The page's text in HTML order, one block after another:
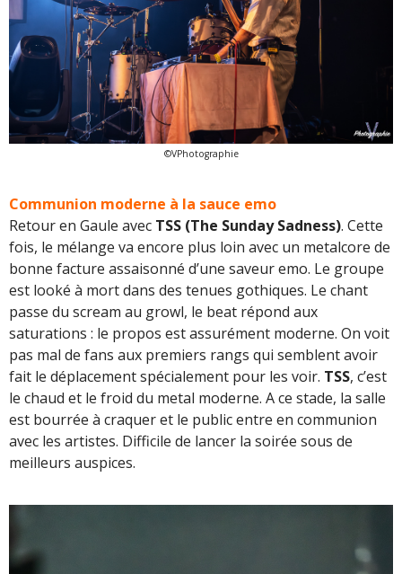
©VPhotographie
Communion moderne à la sauce emo
Retour en Gaule avec TSS (The Sunday Sadness). Cette
fois, le mélange va encore plus loin avec un metalcore de
bonne facture assaisonné d’une saveur emo. Le groupe
est looké à mort dans des tenues gothiques. Le chant
passe du scream au growl, le beat répond aux
saturations : le propos est assurément moderne. On voit
pas mal de fans aux premiers rangs qui semblent avoir
fait le déplacement spécialement pour les voir. TSS, c’est
le chaud et le froid du metal moderne. A ce stade, la salle
est bourrée à craquer et le public entre en communion
avec les artistes. Difficile de lancer la soirée sous de
meilleurs auspices.